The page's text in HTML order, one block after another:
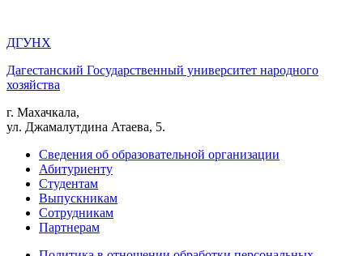
ДГУНХ
Дагестанский Государственный университет народного
хозяйства
г. Махачкала,
ул. Джамалутдина Атаева, 5.
Сведения об образовательной организации
Абитуриенту
Студентам
Выпускникам
Сотрудникам
Партнерам